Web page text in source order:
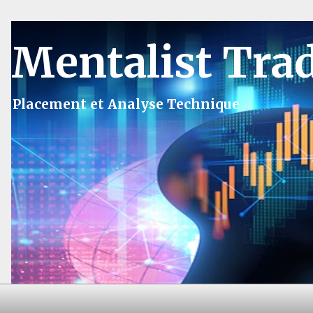
Mentalist
Placement et Analyse Technique